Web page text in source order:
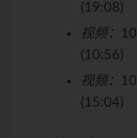
(19:08)
视频：
(10:56)
视频：
(15:04)